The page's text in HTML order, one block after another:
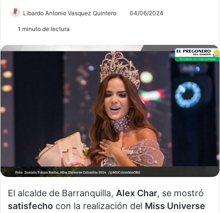
Libardo Antonio Vasquez Quintero 04/06/2024
1 minuto de lectura
El alcalde de Barranquilla, Alex Char, se mostró
satisfecho con la realización del Miss Universe